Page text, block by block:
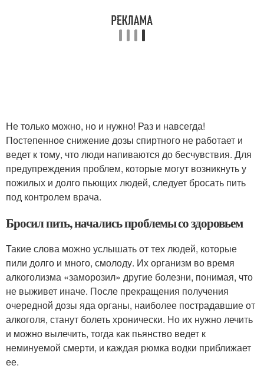
Не только можно, но и нужно! Раз и навсегда!
Постепенное снижение дозы спиртного не работает и
ведет к тому, что люди напиваются до бесчувствия. Для
предупреждения проблем, которые могут возникнуть у
пожилых и долго пьющих людей, следует бросать пить
под контролем врача.
Бросил пить, начались проблемы со здоровьем
Такие слова можно услышать от тех людей, которые
пили долго и много, смолоду. Их организм во время
алкоголизма «заморозил» другие болезни, понимая, что
не выживет иначе. После прекращения получения
очередной дозы яда органы, наиболее пострадавшие от
алкоголя, станут болеть хронически. Но их нужно лечить
и можно вылечить, тогда как пьянство ведет к
неминуемой смерти, и каждая рюмка водки приближает
ее.